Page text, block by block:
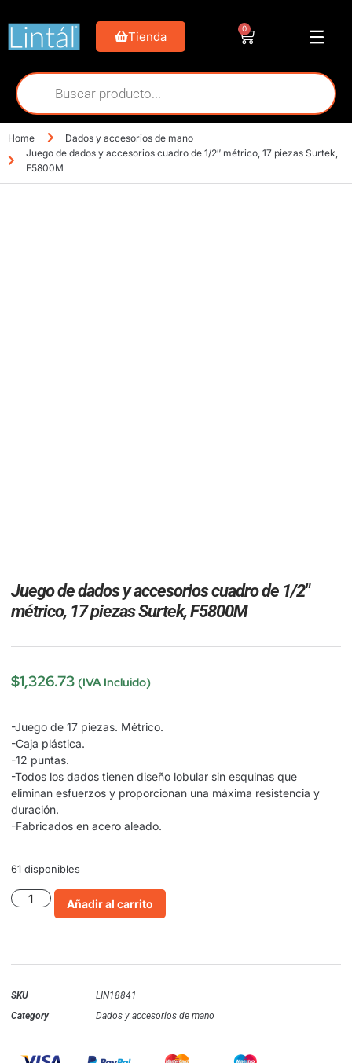
Tienda
0
Home
Dados y accesorios de mano
Juego de dados y accesorios cuadro de 1/2″ métrico, 17 piezas Surtek,
F5800M
Juego de dados y accesorios cuadro de 1/2″
métrico, 17 piezas Surtek, F5800M
$1,326.73 (IVA Incluido)
-Juego de 17 piezas. Métrico.
-Caja plástica.
-12 puntas.
-Todos los dados tienen diseño lobular sin esquinas que
eliminan esfuerzos y proporcionan una máxima resistencia y
duración.
-Fabricados en acero aleado.
61 disponibles
Añadir al carrito
SKU
LIN18841
Category
Dados y accesorios de mano